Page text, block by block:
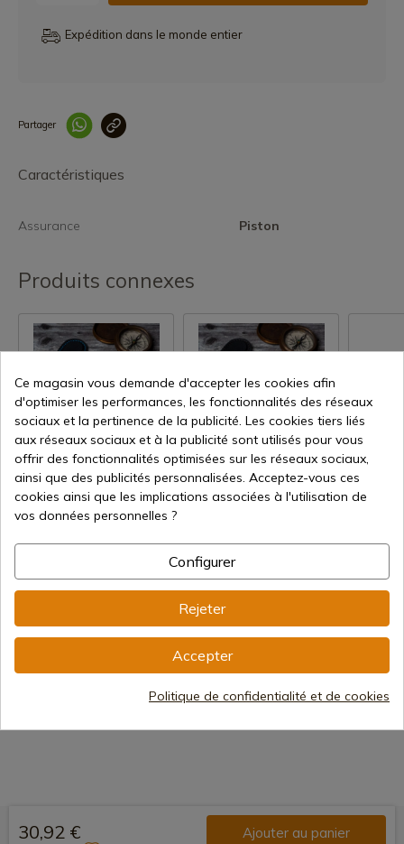
Expédition dans le monde entier
Partager
Caractéristiques
Assurance Piston
Produits connexes
Voir le produit
REF: 332-JA
Cudeman
Cudeman MT10 Juma
Voir le produit
REF: 332-JM
Couteau EDC Cudeman
MT10 Juma Brown 332-JM
30,92 €
REF: 332-
30,92 € Ajouter au panier
Ce magasin vous demande d'accepter les cookies afin
d'optimiser les performances, les fonctionnalités des réseaux
sociaux et la pertinence de la publicité. Les cookies tiers liés
aux réseaux sociaux et à la publicité sont utilisés pour vous
offrir des fonctionnalités optimisées sur les réseaux sociaux,
ainsi que des publicités personnalisées. Acceptez-vous ces
cookies ainsi que les implications associées à l'utilisation de
vos données personnelles ?
Configurer
Rejeter
Accepter
Politique de confidentialité et de cookies